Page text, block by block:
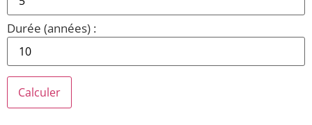
Durée (années) :
Calculer